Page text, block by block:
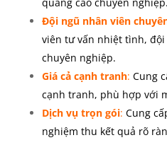
Đội ngũ nhân viên
viên tư vấn nhiệt tình,
chuyên nghiệp.
Giá cả cạnh tranh: Cung
cạnh tranh, phù hợp với
Dịch vụ trọn gói: Cung
nghiệm thu kết quả rõ